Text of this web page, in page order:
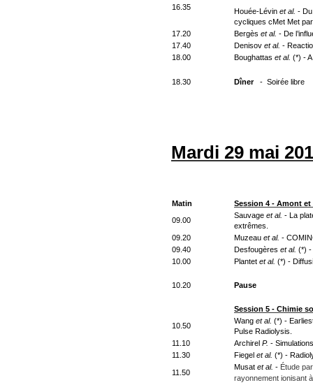
16.35
Houée-Lévin et al. -
cycliques cMet Met
17.20
Bergès et al. - De
17.40
Denisov et al. -
18.00
Boughattas et al. (*) -
18.30 Dîner- Soirée libre
Mardi 29 mai
Matin
Session 4 - Amont
09.00
Sauvage et al. - La
extrêmes.
09.20
Muzeau et al. -
09.40
Desfougères et al. (*) -
10.00
Plantet et al. (*) -
10.20 Pause
Session 5 - Chimie
10.50
Wang et al. (*) -
Pulse Radiolysis.
11.10
Archirel P. -
11.30
Fiegel et al. (*) -
11.50
Musat et al. - Étude
rayonnement ionisant